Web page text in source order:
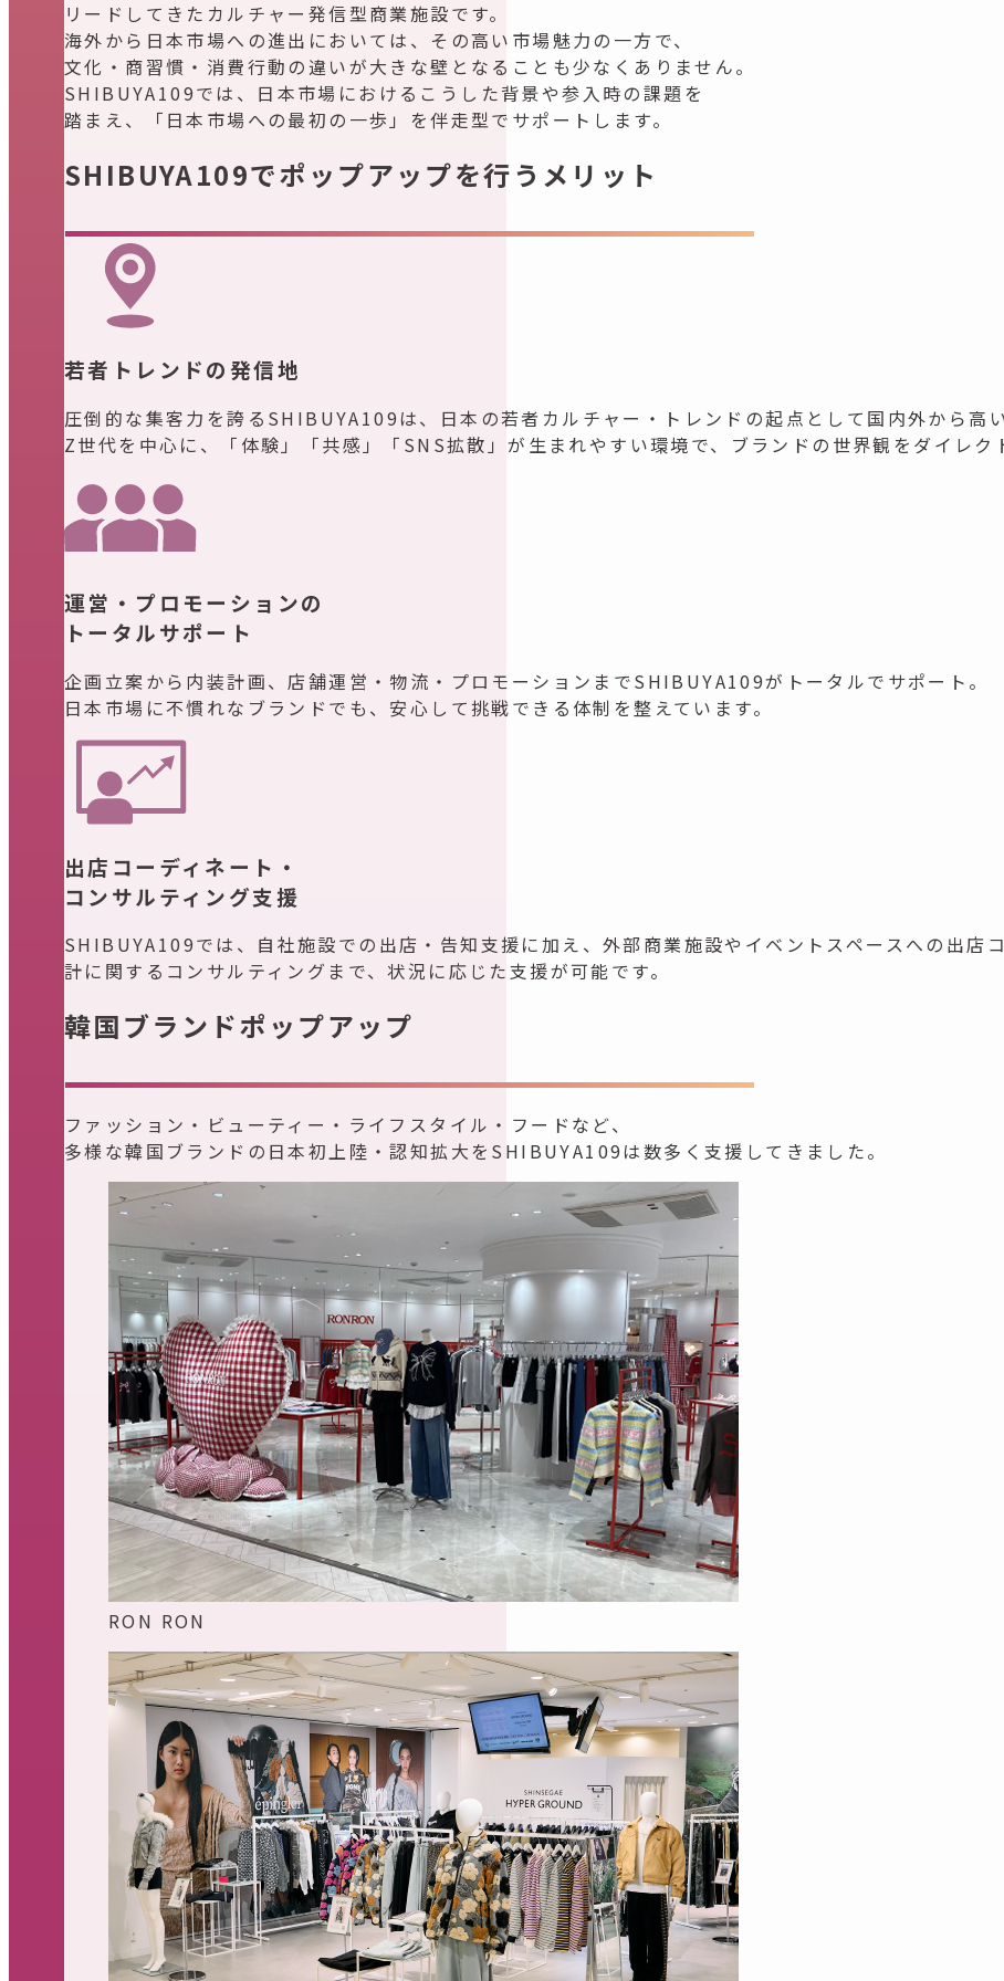
リードしてきたカルチャー発信型商業施設です。
海外から日本市場への進出においては、その高い市場魅力の一方で、
文化・商習慣・消費行動の違いが大きな壁となることも少なくありません。
SHIBUYA109では、日本市場におけるこうした背景や参入時の課題を
踏まえ、「日本市場への最初の一歩」を伴走型でサポートします。
SHIBUYA109でポップアップを行うメリット
若者トレンドの発信地
圧倒的な集客力を誇るSHIBUYA109は、日本の若者カルチャー・トレンドの起点として国内外から高
Z世代を中心に、「体験」「共感」「SNS拡散」が生まれやすい環境で、ブランドの世界観をダイレク
運営・プロモーションの
トータルサポート
企画立案から内装計画、店舗運営・物流・プロモーションまでSHIBUYA109がトータルでサポート。
日本市場に不慣れなブランドでも、安心して挑戦できる体制を整えています。
出店コーディネート・
コンサルティング支援
SHIBUYA109では、自社施設での出店・告知支援に加え、外部商業施設やイベントスペースへの出店
計に関するコンサルティングまで、状況に応じた支援が可能です。
韓国ブランドポップアップ
ファッション・ビューティー・ライフスタイル・フードなど、
多様な韓国ブランドの日本初上陸・認知拡大を SHIBUYA109は数多く支援してきました。
RON RON